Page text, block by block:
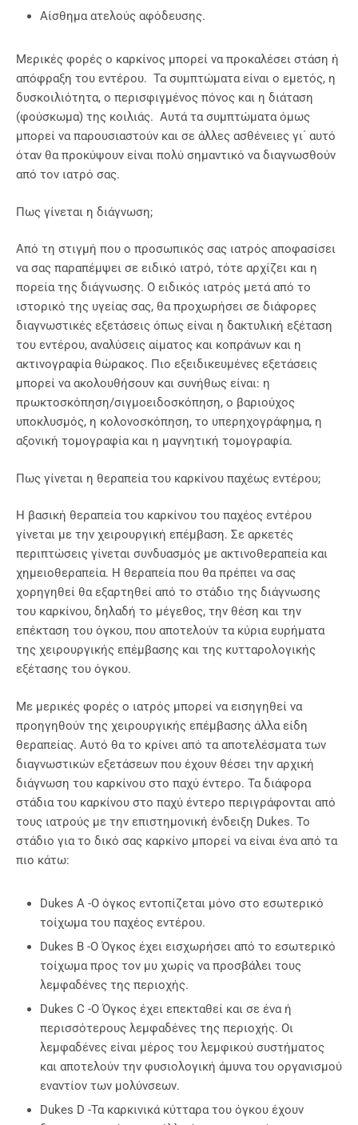
Αίσθημα ατελούς αφόδευσης.
Μερικές φορές ο καρκίνος μπορεί να προκαλέσει στάση ή
απόφραξη του εντέρου. Τα συμπτώματα είναι ο εμετός, η
δυσκοιλιότητα, ο περισφιγμένος πόνος και η διάταση
(φούσκωμα) της κοιλιάς. Αυτά τα συμπτώματα όμως
μπορεί να παρουσιαστούν και σε άλλες ασθένειες γι΄ αυτό
όταν θα προκύψουν είναι πολύ σημαντικό να διαγνωσθούν
από τον ιατρό σας.
Πως γίνεται η διάγνωση;
Από τη στιγμή που ο προσωπικός σας ιατρός αποφασίσει
να σας παραπέμψει σε ειδικό ιατρό, τότε αρχίζει και η
πορεία της διάγνωσης. Ο ειδικός ιατρός μετά από το
ιστορικό της υγείας σας, θα προχωρήσει σε διάφορες
διαγνωστικές εξετάσεις όπως είναι η δακτυλική εξέταση
του εντέρου, αναλύσεις αίματος και κοπράνων και η
ακτινογραφία θώρακος. Πιο εξειδικευμένες εξετάσεις
μπορεί να ακολουθήσουν και συνήθως είναι: η
πρωκτοσκόπηση/σιγμοειδοσκόπηση, ο βαριούχος
υποκλυσμός, η κολονοσκόπηση, το υπερηχογράφημα, η
αξονική τομογραφία και η μαγνητική τομογραφία.
Πως γίνεται η θεραπεία του καρκίνου παχέως εντέρου;
Η βασική θεραπεία του καρκίνου του παχέος εντέρου
γίνεται με την χειρουργική επέμβαση. Σε αρκετές
περιπτώσεις γίνεται συνδυασμός με ακτινοθεραπεία και
χημειοθεραπεία. Η θεραπεία που θα πρέπει να σας
χορηγηθεί θα εξαρτηθεί από το στάδιο της διάγνωσης
του καρκίνου, δηλαδή το μέγεθος, την θέση και την
επέκταση του όγκου, που αποτελούν τα κύρια ευρήματα
της χειρουργικής επέμβασης και της κυτταρολογικής
εξέτασης του όγκου.
Με μερικές φορές ο ιατρός μπορεί να εισηγηθεί να
προηγηθούν της χειρουργικής επέμβασης άλλα είδη
θεραπείας. Αυτό θα το κρίνει από τα αποτελέσματα των
διαγνωστικών εξετάσεων που έχουν θέσει την αρχική
διάγνωση του καρκίνου στο παχύ έντερο. Τα διάφορα
στάδια του καρκίνου στο παχύ έντερο περιγράφονται από
τους ιατρούς με την επιστημονική ένδειξη Dukes. Το
στάδιο για το δικό σας καρκίνο μπορεί να είναι ένα από τα
πιο κάτω:
Dukes A -Ο όγκος εντοπίζεται μόνο στο εσωτερικό
τοίχωμα του παχέος εντέρου.
Dukes B -Ο Όγκος έχει εισχωρήσει από το εσωτερικό
τοίχωμα προς τον μυ χωρίς να προσβάλει τους
λεμφαδένες της περιοχής.
Dukes C -Ο Όγκος έχει επεκταθεί και σε ένα ή
περισσότερους λεμφαδένες της περιοχής. Οι
λεμφαδένες είναι μέρος του λεμφικού συστήματος
και αποτελούν την φυσιολογική άμυνα του οργανισμού
εναντίον των μολύνσεων.
Dukes D -Τα καρκινικά κύτταρα του όγκου έχουν